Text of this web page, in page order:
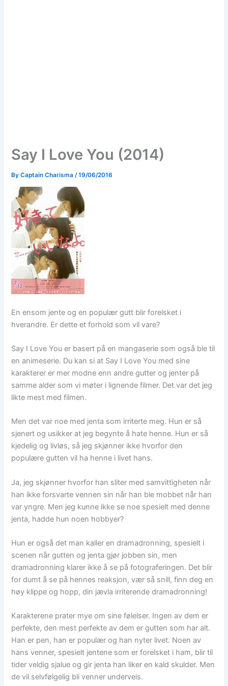
Say I Love You (2014)
ByCaptain Charisma /19/06/2016
En ensom jente og en populær gutt blir forelsket i
hverandre. Er dette et forhold som vil vare?
Say I Love You er basert på en mangaserie som også ble til
en animeserie. Du kan si at Say I Love You med sine
karakterer er mer modne enn andre gutter og jenter på
samme alder som vi møter i lignende filmer. Det var det jeg
likte mest med filmen.
Men det var noe med jenta som irriterte meg. Hun er så
sjenert og usikker at jeg begynte å hate henne. Hun er så
kjedelig og livløs, så jeg skjønner ikke hvorfor den
populære gutten vil ha henne i livet hans.
Ja, jeg skjønner hvorfor han sliter med samvittigheten når
han ikke forsvarte vennen sin når han ble mobbet når han
var yngre. Men jeg kunne ikke se noe spesielt med denne
jenta, hadde hun noen hobbyer?
Hun er også det man kaller en dramadronning, spesielt i
scenen når gutten og jenta gjør jobben sin, men
dramadronning klarer ikke å se på fotograferingen. Det blir
for dumt å se på hennes reaksjon, vær så snill, finn deg en
høy klippe og hopp, din jævla irriterende dramadronning!
Karakterene prater mye om sine følelser. Ingen av dem er
perfekte, den mest perfekte av dem er gutten som har alt.
Han er pen, han er populær og han nyter livet. Noen av
hans venner, spesielt jentene som er forelsket i ham, blir til
tider veldig sjalue og gir jenta han liker en kald skulder. Men
de vil selvfølgelig bli venner underveis.